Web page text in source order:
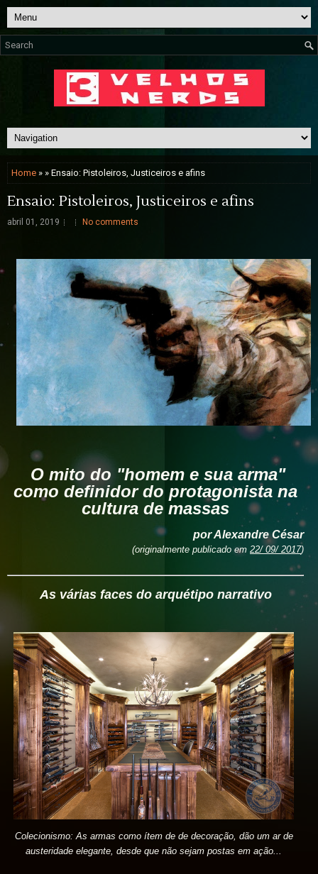
Home » » Ensaio: Pistoleiros, Justiceiros e afins
Ensaio: Pistoleiros, Justiceiros e afins
abril 01, 2019 No comments
O mito do "homem e sua arma"
como definidor do protagonista na
cultura de massas
por Alexandre César
(originalmente publicado em 22/ 09/ 2017)
As várias faces do arquétipo narrativo
Colecionismo: As armas como ítem de de decoração, dão um ar de
austeridade elegante, desde que não sejam postas em ação...